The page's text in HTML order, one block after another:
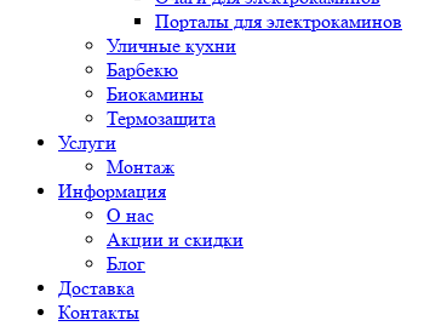
Порталы для электрокаминов
Уличные кухни
Барбекю
Биокамины
Термозащита
Услуги
Монтаж
Информация
О нас
Акции и скидки
Блог
Доставка
Контакты